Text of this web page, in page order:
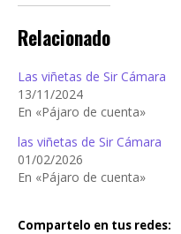
Relacionado
Las viñetas de Sir Cámara
13/11/2024
En «Pájaro de cuenta»
las viñetas de Sir Cámara
01/02/2026
En «Pájaro de cuenta»
Compartelo en tus redes: